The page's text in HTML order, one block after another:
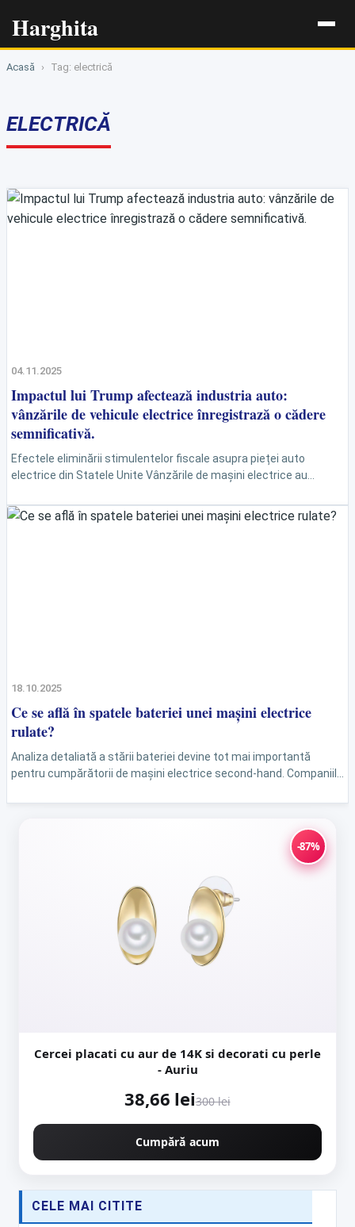
Harghita
Acasă › Tag: electrică
ELECTRICĂ
04.11.2025
Impactul lui Trump afectează industria auto:
vânzările de vehicule electrice înregistrază o cădere
semnificativă.
Efectele eliminării stimulentelor fiscale asupra pieței auto
electrice din Statele Unite Vânzările de mașini electrice au
segmentul...
18.10.2025
Ce se află în spatele bateriei unei mașini electrice
rulate?
Analiza detaliată a stării bateriei devine tot mai importantă
pentru cumpărătorii de mașini electrice second-hand. Companiile
-87%
Cercei placati cu aur de 14K si decorati cu perle
- Auriu
38,66 lei300 lei
Cumpără acum
CELE MAI CITITE